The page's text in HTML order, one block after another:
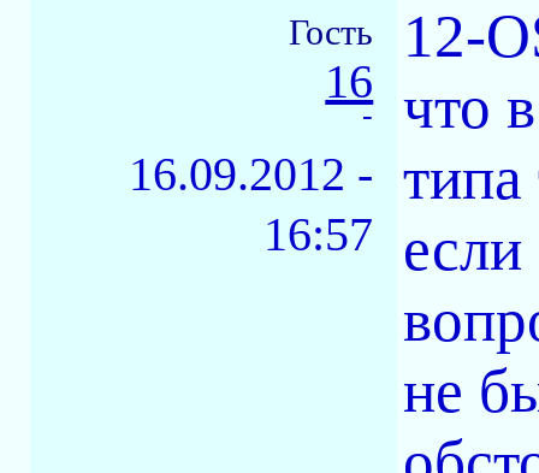
Гость
16
-
16.09.2012 -
16:57
12-
что
не